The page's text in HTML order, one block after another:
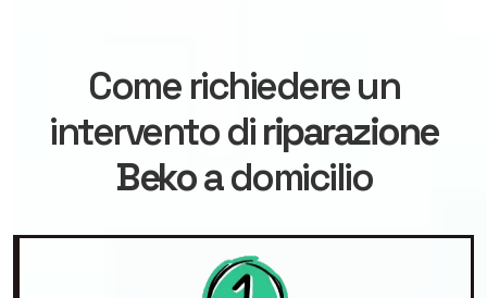
Come richiedere un
intervento diriparazione
Bekoa domicilio